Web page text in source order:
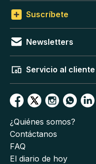
Suscríbete
Newsletters
Servicio al cliente
¿Quiénes somos?
Contáctanos
FAQ
El diario de hoy